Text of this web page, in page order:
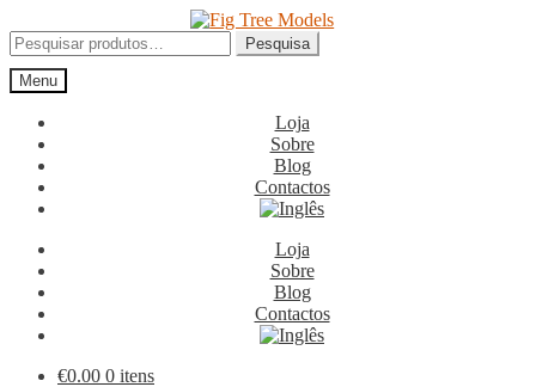
para
a
navegação
para
o
conteúdo
Pesquisar
por:
Pesquisa
Menu
Loja
Sobre
Blog
Contactos
Loja
Sobre
Blog
Contactos
€0.00 0 itens